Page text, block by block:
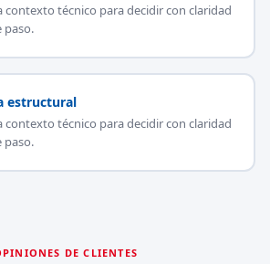
contexto técnico para decidir con claridad
paso.
estructural
contexto técnico para decidir con claridad
paso.
DE CLIENTES